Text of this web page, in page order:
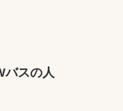
バスの人